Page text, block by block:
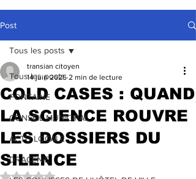
Post
Tous les posts
FONTAINE
CONSEIL MUNICIPAL
ACTU LOCALE
DRACENIE
Tous les posts
COLD CASES : QUAND
LA SCIENCE ROUVRE
LES DOSSIERS DU
SILENCE
transian citoyen
14 juin 2025 2 min de lecture
Noté NaN étoiles sur 5.